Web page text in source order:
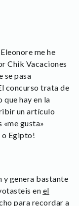
me he
Chik Vacaciones
se pasa
concurso trata de
que hay en la
un artículo
«me gusta»
o Egipto!
y genera bastante
en el
para recordar a